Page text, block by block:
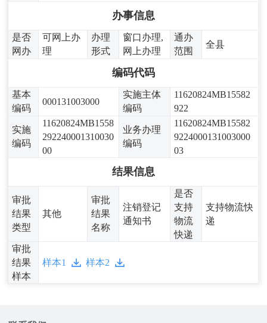
办事信息
是否
网办
可网上办
理
办理
形式
窗口办理,
网上办理
通办
范围
全县
编码代码
基本
编码
000131003000
实施主体
编码
11620824MB15582
922
实施
编码
11620824MB1558
292240001310030
00
业务办理
编码
11620824MB15582
9224000131003000
03
结果信息
审批
结果
类型
其他
审批
结果
名称
注销登记
通知书
是否
支持
物流
快递
支持物流快
递
审批
结果
样本
样本1 样本2